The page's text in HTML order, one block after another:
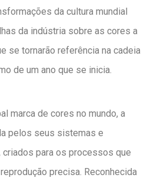
da cultura mundial
da indústria sobre as cores a
se tornarão referência na cadeia
de um ano que se inicia.
marca de cores no mundo, a
pelos seus sistemas e
para os processos que
precisa. Reconhecida